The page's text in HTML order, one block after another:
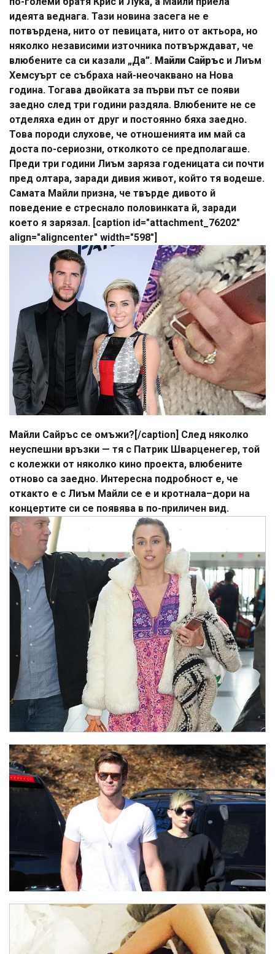
идеята веднага. Тази новина засега не е
потвърдена, нито от певицата, нито от актьора, но
няколко независими източника потвърждават, че
влюбените са си казали „Да”. Майли Сайръс и Лиъм
Хемсуърт се събраха най-неочаквано на Нова
година. Тогава двойката за първи път се появи
заедно след три години раздяла. Влюбените не се
отделяха един от друг и постоянно бяха заедно.
Това породи слухове, че отношенията им май са
доста по-сериозни, отколкото се предполагаше.
Преди три години Лиъм заряза годеницата си почти
пред олтара, заради дивия живот, който тя водеше.
Самата Майли призна, че твърде дивото й
поведение е стреснало половинката й, заради
което я зарязал. [caption id="attachment_76202"
align="aligncenter" width="598"]
Майли Сайръс се омъжи?[/caption] След няколко
неуспешни връзки — тя с Патрик Шварценегер, той
с колежки от няколко кино проекта, влюбените
отново са заедно. Интересна подробност е, че
откакто е с Лиъм Майли се е и кротнала–дори на
концертите си се появява в по-приличен вид.